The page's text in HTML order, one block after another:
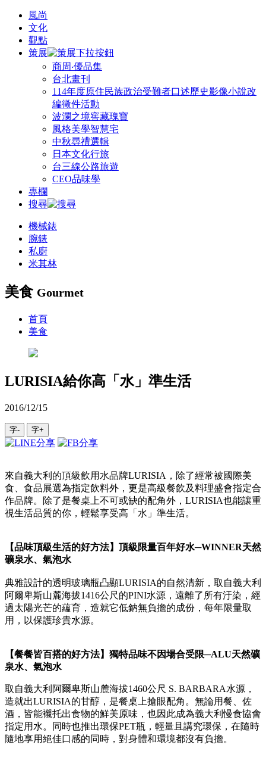
風尚
文化
觀點
策展
商周‧優品集
台北畫刊
114年度原住民族政治受難者口述歷史影像小說改
編徵件活動
波瀾之境窖藏瑰寶
風格美學智慧宅
中秋尋禮選輯
日本文化行旅
台三線公路旅遊
CEO品味學
專欄
搜尋
機械錶
腕錶
私廚
米其林
美食 Gourmet
首頁
美食
LURISIA給你高「水」準生活
2016/12/15
字- 字+
來自義大利的頂級飲用水品牌LURISIA，除了經常被國際美
食、食品展選為指定飲料外，更是高級餐飲及料理盛會指定合
作品牌。除了是餐桌上不可或缺的配角外，LURISIA也能讓重
視生活品質的你，輕鬆享受高「水」準生活。
【品味頂級生活的好方法】頂級限量百年好水─WINNER天然
礦泉水、氣泡水
典雅設計的透明玻璃瓶凸顯LURISIA的自然清新，取自義大利
阿爾卑斯山麓海拔1416公尺的PINI水源，遠離了所有汙染，經
過太陽光芒的蘊育，造就它低鈉無負擔的成份，每年限量取
用，以保護珍貴水源。
【餐餐皆百搭的好方法】獨特品味不因場合受限─ALU天然礦
泉水、氣泡水
取自義大利阿爾卑斯山麓海拔1460公尺 S. BARBARA水源，
造就出LURISIA的甘醇，是餐桌上搶眼配角。無論用餐、佐
酒，皆能襯托出食物的鮮美原味，也因此成為義大利慢食協會
指定用水。同時也推出環保PET瓶，輕量且講究環保，在隨時
隨地享用絕佳口感的同時，對身體和環境都沒有負擔。